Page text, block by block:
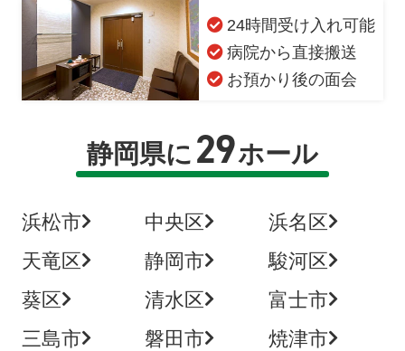
24時間受け入れ可能
病院から直接搬送
お預かり後の面会
静岡県に 29ホール
浜松市 中央区
浜名区
天竜区
静岡市
駿河区
葵区
清水区
富士市
三島市
磐田市
焼津市